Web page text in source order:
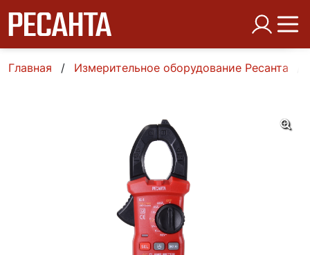
Главная Измерительное оборудование Ресанта